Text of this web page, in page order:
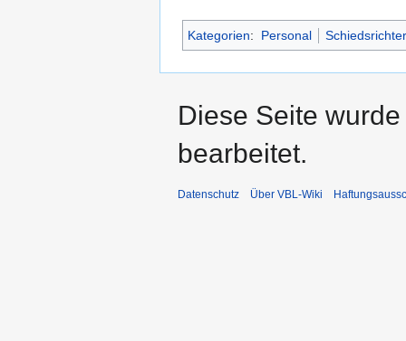
Kategorien: Personal Schiedsrichter
Diese Seite
bearbeitet.
Datenschutz Über VBL-Wiki